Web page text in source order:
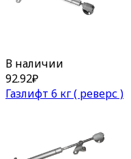
В наличии
92.92₽
Газлифт 6 кг ( реверс )